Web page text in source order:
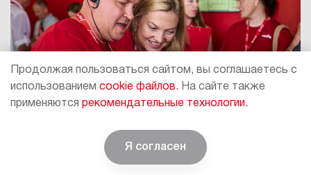
Продолжая пользоваться сайтом, вы соглашаетесь с
использованием cookie файлов. На сайте также
применяются рекомендательные технологии.
Я согласен